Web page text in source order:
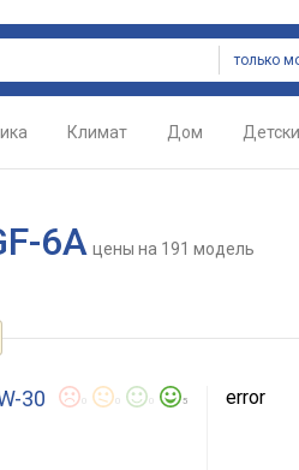
только
Климат Дом
6A цены на 191 модель
30 5 error